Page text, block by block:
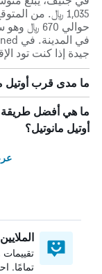
1,035 ﷼. من
جيدة إذا كنت تود الإقامة
ما مدى قرب أوتيل
ما هي أفضل
أوتيل مانوتيل؟
تقييمات
تمامًا.